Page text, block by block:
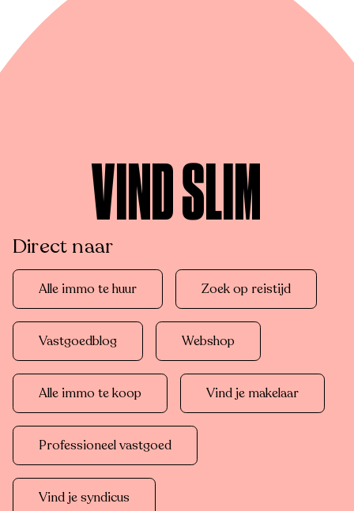
VIND SLIM
Direct naar
Alle immo te huur Zoek op reistijd
Vastgoedblog Webshop
Alle immo te koop Vind je makelaar
Professioneel vastgoed
Vind je syndicus